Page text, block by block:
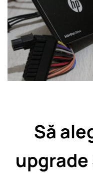
Să
upgrade